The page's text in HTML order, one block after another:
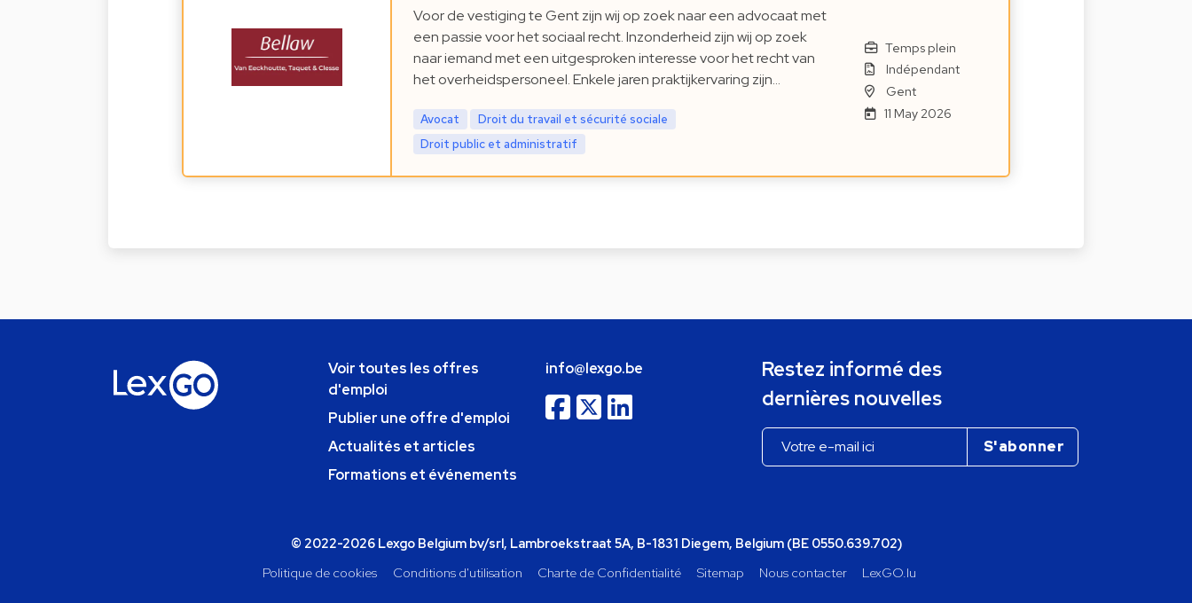
Voor de vestiging te Gent zijn wij op zoek naar een advocaat met
een passie voor het sociaal recht. Inzonderheid zijn wij op zoek
naar iemand met een uitgesproken interesse voor het recht van
het overheidspersoneel. Enkele jaren praktijkervaring zijn…
Avocat
Droit du travail et sécurité sociale
Droit public et administratif
Temps plein
Indépendant
Gent
11 May 2026
Voir toutes les offres
d'emploi
Publier une offre d'emploi
Actualités et articles
Formations et événements
info@lexgo.be
Restez informé des
dernières nouvelles
© 2022-2026 Lexgo Belgium bv/srl, Lambroekstraat 5A, B-1831 Diegem, Belgium (BE 0550.639.702)
Politique de cookies
Conditions d'utilisation Charte de Confidentialité Sitemap Nous contacter LexGO.lu